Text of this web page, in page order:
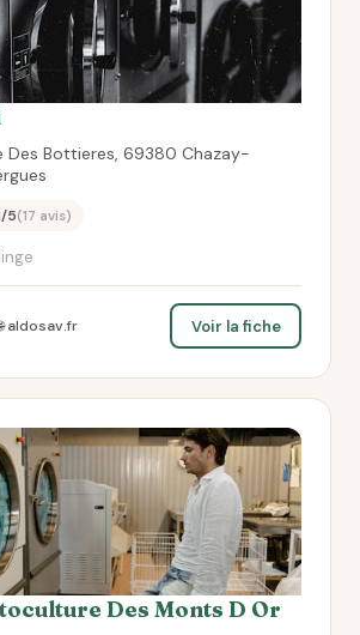
Des Bottieres, 69380 Chazay-
5(17 avis)
aldosav.fr Voir la fiche
Des Monts D Or